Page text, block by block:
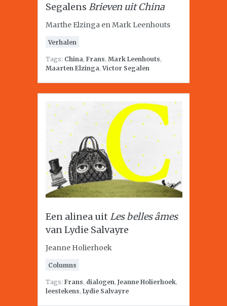
Segalens Brieven uit China
Marthe Elzinga en Mark Leenhouts
Verhalen
Tags: China, Frans, Mark Leenhouts,
Maarten Elzinga,Victor Segalen
Een alinea uit Les belles âmes
van Lydie Salvayre
Jeanne Holierhoek
Columns
Tags: Frans, dialogen, Jeanne Holierhoek,
leestekens, Lydie Salvayre